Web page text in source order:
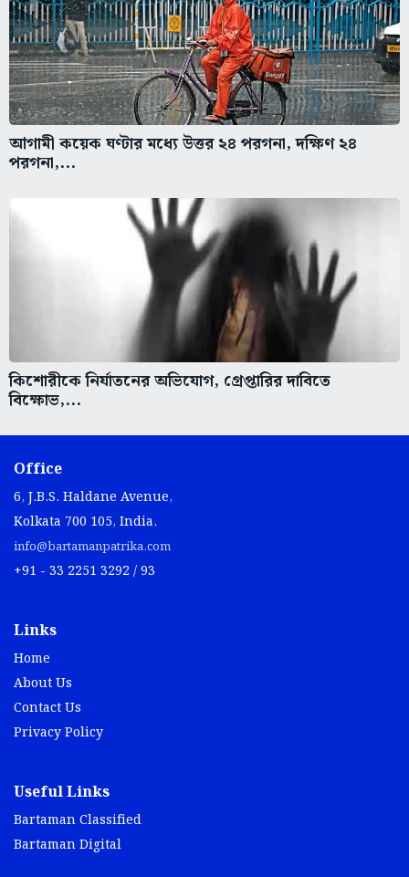
আগামী কয়েক ঘণ্টার মধ্যে উত্তর ২৪ পরগনা, দক্ষিণ ২৪
পরগনা,...
কিশোরীকে নির্যাতনের অভিযোগ, গ্রেপ্তারির দাবিতে
বিক্ষোভ,...
Office
6, J.B.S. Haldane Avenue,
Kolkata 700 105, India.
info@bartamanpatrika.com
+91 - 33 2251 3292 / 93
Links
Home
About Us
Contact Us
Privacy Policy
Useful Links
Bartaman Classified
Bartaman Digital